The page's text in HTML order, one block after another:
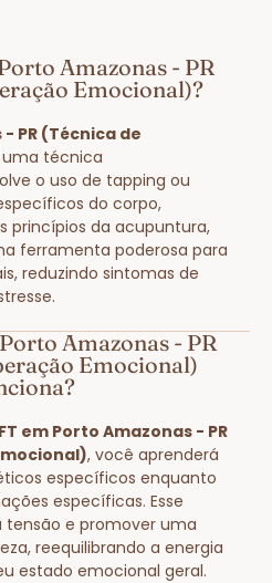
Amazonas - PR
Emocional)?
PR (Técnica de
técnica
o uso de tapping ou
do corpo,
princípios da acupuntura,
ferramenta poderosa para
reduzindo sintomas de
Amazonas - PR
Emocional)
em Porto Amazonas - PR
, você aprenderá
específicos enquanto
específicas. Esse
tensão e promover uma
reequilibrando a energia
estado emocional geral.